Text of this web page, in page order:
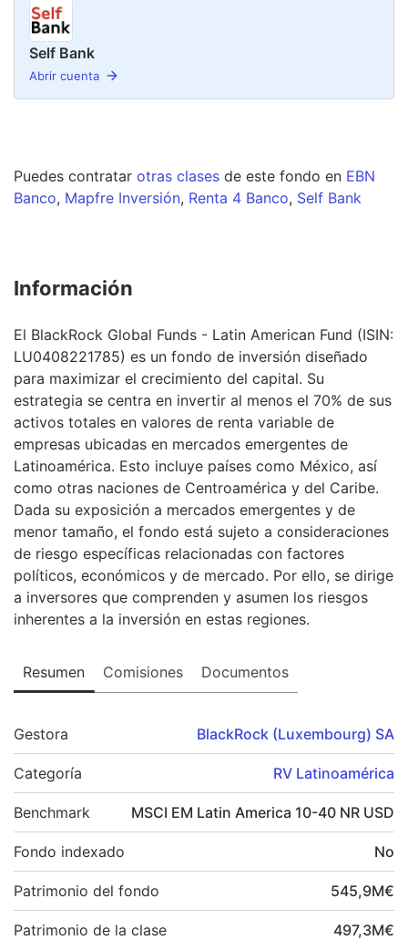
Self Bank
Abrir cuenta
Puedes contratar otras clases de este fondo en EBN
Banco, Mapfre Inversión, Renta 4 Banco, Self Bank
Información
El BlackRock Global Funds - Latin American Fund (ISIN:
LU0408221785) es un fondo de inversión diseñado
para maximizar el crecimiento del capital. Su
estrategia se centra en invertir al menos el 70% de sus
activos totales en valores de renta variable de
empresas ubicadas en mercados emergentes de
Latinoamérica. Esto incluye países como México, así
como otras naciones de Centroamérica y del Caribe.
Dada su exposición a mercados emergentes y de
menor tamaño, el fondo está sujeto a consideraciones
de riesgo específicas relacionadas con factores
políticos, económicos y de mercado. Por ello, se dirige
a inversores que comprenden y asumen los riesgos
inherentes a la inversión en estas regiones.
Resumen Comisiones Documentos
Gestora BlackRock (Luxembourg) SA
Categoría RV Latinoamérica
Benchmark MSCI EM Latin America 10-40 NR USD
Fondo indexado No
Patrimonio del fondo 545,9M€
Patrimonio de la clase 497,3M€